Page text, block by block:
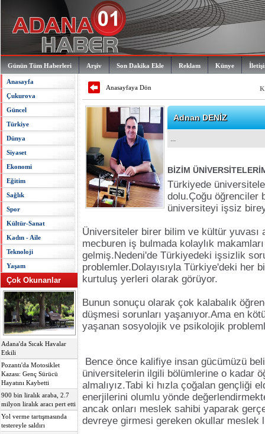
Günün Tüm Haberleri Arşiv Son Dakika Ekle Reklam Künye
Anasayfa
Çukurova
Güncel
Türkiye
Dünya
Siyaset
Ekonomi
Eğitim
Sağlık
Spor
Kültür-Sanat
Kadın - Aile
Teknoloji
Yaşam
Çok Okunanlar
Adana'da Sıcak Havalar
Etkili
Pozantı'da Motosiklet
Kazası: Genç Sürücü
Hayatını Kaybetti
900 bin liralık araba, 2.7
milyon liralık aracı pert etti
Yol verme tartışmasında
testereyle saldırı
Anasayfaya Dön
Adnan DENİZ
...
BİZİM
Türkiyede
dolu.Çoğu öğrenciler
üniversiteyi işsiz
Üniversiteler birer bilim ve kültür yuvası
mecburen iş bulmada kolaylık
gelmiş.Nedeni'de Türkiyedeki işsizlik
problemler.Dolayısıyla Türkiye'deki her
kurtuluş yerleri olarak görüyor.
Bunun sonuçu olarak çok kalabalık
düşmesi sorunları yaşanıyor.Ama en
yaşanan sosyolojik ve psikolojik
Bence önce kalifiye insan gücümüzü
üniversitelerin ilgili bölümlerine o kadar
almalıyız.Tabi ki hızla çoğalan gençliği
enerjilerini olumlu yönde
ancak onları meslek sahibi yaparak
devreye girmesi gereken okullar meslek